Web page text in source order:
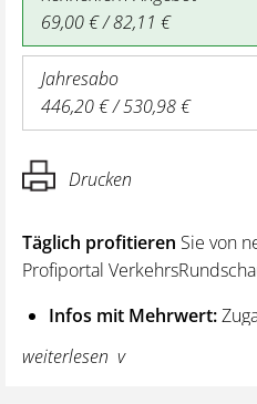
69,00 € / 82,11 €
Jahresabo
446,20 € / 530,98 €
Drucken
Täglich profitieren Sie von
Profiportal
Infos mit Mehrwert:
und Hintergrundwissen –
wie z. B. bei den Lenk-
weiterlesen